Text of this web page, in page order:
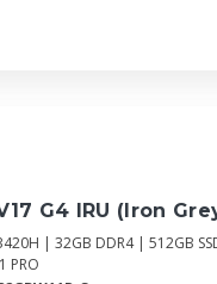
G4 IRU (Iron
| 32GB DDR4 | 512GB
PRO